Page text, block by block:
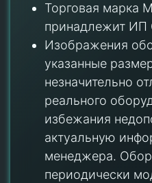
Торговая марка
принадлежит ИП
Изображения
указанные
незначительно
реального
избежания
актуальную
менеджера.
периодически